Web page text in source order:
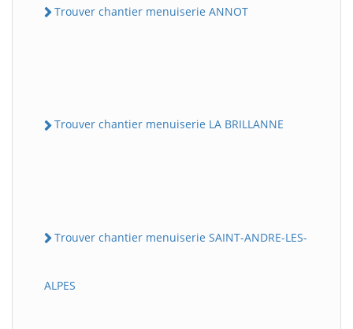
Trouver chantier menuiserie ANNOT
Trouver chantier menuiserie LA BRILLANNE
Trouver chantier menuiserie SAINT-ANDRE-LES-
ALPES